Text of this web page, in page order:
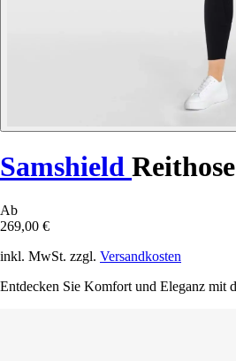
Samshield
Ab
269,00 €
inkl. MwSt. zzgl. Versandkosten
Entdecken Sie Komfort und Eleganz mit